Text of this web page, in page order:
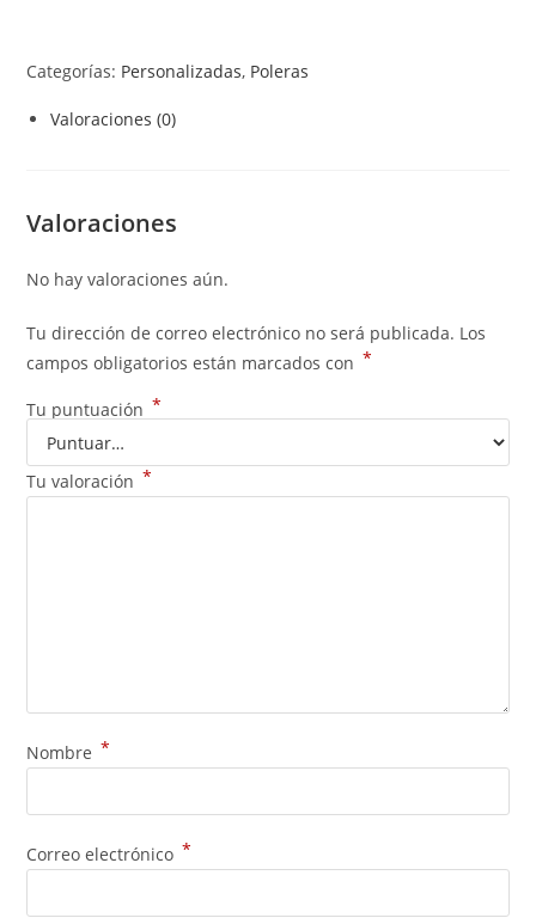
Categorías: Personalizadas, Poleras
Valoraciones (0)
Valoraciones
No hay valoraciones aún.
Tu dirección de correo electrónico no será publicada. Los
campos obligatorios están marcados con *
Tu puntuación *
Tu valoración *
Nombre *
Correo electrónico *